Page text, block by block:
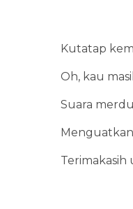
Kutatap
Oh, kau
Suara
Terimakasih